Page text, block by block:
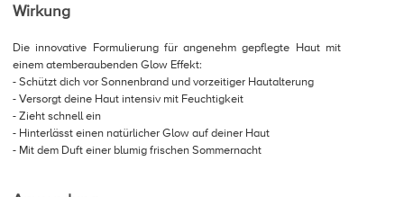
Wirkung
Die innovative Formulierung für angenehm gepflegte Haut mit
einem atemberaubenden Glow Effekt:
- Schützt dich vor Sonnenbrand und vorzeitiger Hautalterung
- Versorgt deine Haut intensiv mit Feuchtigkeit
- Zieht schnell ein
- Hinterlässt einen natürlicher Glow auf deiner Haut
- Mit dem Duft einer blumig frischen Sommernacht